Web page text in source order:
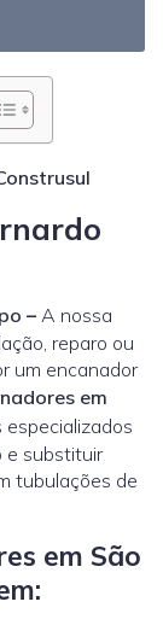
– A nossa
reparo ou
um encanador
em
e substituir
tubulações de
em São